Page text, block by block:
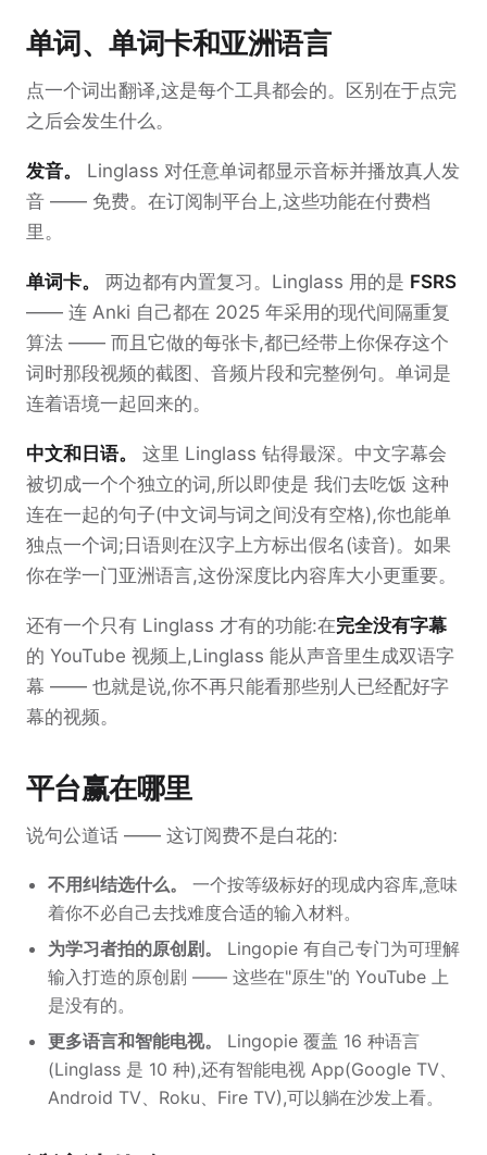
单词、单词卡和亚洲语言
点一个词出翻译,这是每个工具都会的。区别在于点完
之后会发生什么。
发音。
Linglass 对任意单词都显示音标并播放真人发
音 —— 免费。在订阅制平台上,这些功能在付费档
里。
单词卡。 两边都有内置复习。Linglass 用的是 FSRS
—— 连 Anki 自己都在 2025 年采用的现代间隔重复
算法 —— 而且它做的每张卡,都已经带上你保存这个
词时那段视频的截图、音频片段和完整例句。单词是
连着语境一起回来的。
中文和日语。
这里 Linglass 钻得最深。中文字幕会
被切成一个个独立的词,所以即使是 我们去吃饭 这种
连在一起的句子(中文词与词之间没有空格),你也能单
独点一个词;日语则在汉字上方标出假名(读音)。如果
你在学一门亚洲语言,这份深度比内容库大小更重要。
还有一个只有 Linglass 才有的功能:在完全没有字幕
的 YouTube 视频上,Linglass 能从声音里生成双语字
幕 —— 也就是说,你不再只能看那些别人已经配好字
幕的视频。
平台赢在哪里
说句公道话 —— 这订阅费不是白花的:
不用纠结选什么。
一个按等级标好的现成内容库,意味
着你不必自己去找难度合适的输入材料。
为学习者拍的原创剧。
Lingopie 有自己专门为可理解
输入打造的原创剧 —— 这些在"原生"的 YouTube 上
是没有的。
更多语言和智能电视。
Lingopie 覆盖 16 种语言
(Linglass 是 10 种),还有智能电视 App(Google TV、
Android TV、Roku、Fire TV),可以躺在沙发上看。